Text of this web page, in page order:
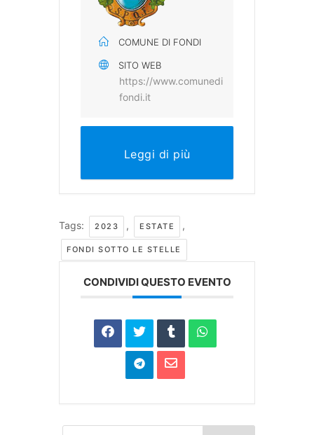
COMUNE DI FONDI
SITO WEB
https://www.comunedi
fondi.it
Leggi di più
Tags: 2023 , ESTATE ,
FONDI SOTTO LE STELLE
CONDIVIDI QUESTO EVENTO